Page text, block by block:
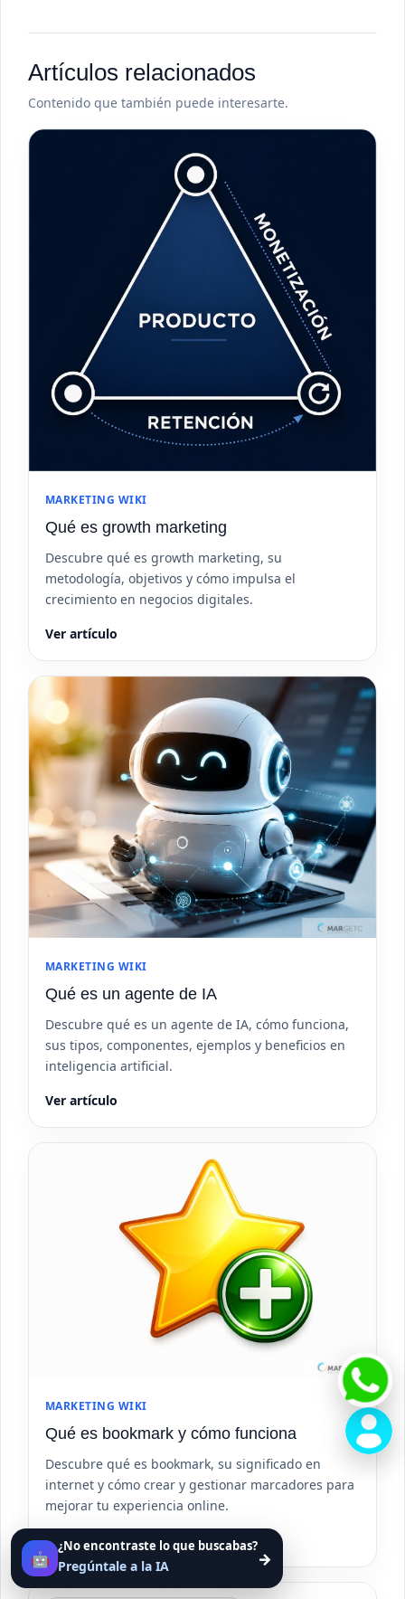
🤖
¿No encontraste lo que buscabas?
Pregúntale a la IA →
Artículos relacionados
Contenido que también puede interesarte.
MARKETING WIKI
Qué es growth marketing
Descubre qué es growth marketing, su
metodología, objetivos y cómo impulsa el
crecimiento en negocios digitales.
Ver artículo
MARKETING WIKI
Qué es un agente de IA
Descubre qué es un agente de IA, cómo funciona,
sus tipos, componentes, ejemplos y beneficios en
inteligencia artificial.
Ver artículo
MARKETING WIKI
Qué es bookmark y cómo funciona
Descubre qué es bookmark, su significado en
internet y cómo crear y gestionar marcadores para
mejorar tu experiencia online.
Ver artículo